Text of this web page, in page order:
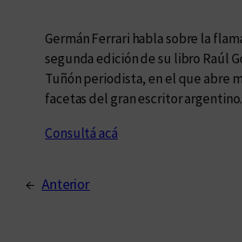
Germán Ferrari habla sobre la
segunda edición de su libro Raúl
Tuñón periodista, en el que abre
facetas del gran escritor argentino.
Consultá acá
← Anterior